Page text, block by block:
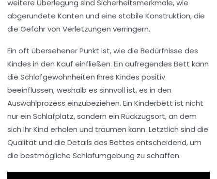
weitere Überlegung sind Sicherheitsmerkmale, wie
abgerundete Kanten und eine stabile Konstruktion, die
die Gefahr von Verletzungen verringern.
Ein oft übersehener Punkt ist, wie die Bedürfnisse des
Kindes in den Kauf einfließen. Ein aufregendes Bett kann
die Schlafgewohnheiten Ihres Kindes positiv
beeinflussen, weshalb es sinnvoll ist, es in den
Auswahlprozess einzubeziehen. Ein Kinderbett ist nicht
nur ein Schlafplatz, sondern ein Rückzugsort, an dem
sich Ihr Kind erholen und träumen kann. Letztlich sind die
Qualität und die Details des Bettes entscheidend, um
die bestmögliche Schlafumgebung zu schaffen.